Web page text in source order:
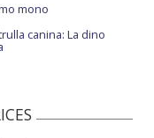
mono
canina: La dino